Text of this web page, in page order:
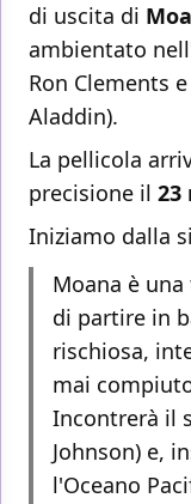
di uscita di
ambientato
Ron Clements
Aladdin).
La pellicola
precisione il 23
Iniziamo dalla
Moana è
di partire in
rischiosa,
mai
Incontrerà il
Johnson) e,
l'Oceano